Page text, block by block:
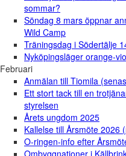
sommar?
Söndag 8 mars öppnar
Wild Camp
Träningsdag i Södertälje
Nyköpingsläger orange-
Februari
Anmälan till Tiomila
Ett stort tack till en
styrelsen
Årets ungdom 2025
Kallelse till Årsmöte 2026
O-ringen-info efter
Ombyggnationer i